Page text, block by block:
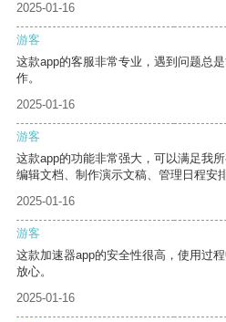
2025-01-16
游客
这款app的客服非常专业，遇到问题总
作。
2025-01-16
游客
这款app的功能非常强大，可以满足我
编辑文档、制作演示文稿、管理日程安排
2025-01-16
游客
这款加速器app的安全性很高，使用过
放心。
2025-01-16